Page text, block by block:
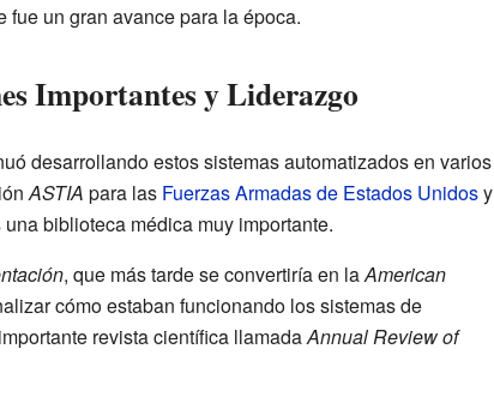
fue un gran avance para la época.
Importantes y Liderazgo
desarrollando estos sistemas automatizados en varios
ASTIA para las Fuerzas Armadas de Estados Unidosy
una biblioteca médica muy importante.
, que más tarde se convertiría en laAmerican
cómo estaban funcionando los sistemas de
revista científica llamadaAnnual Review of